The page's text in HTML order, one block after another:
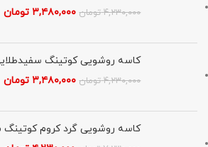
۴,۲۳۰,۰۰۰ تومان ۳,۴۸۰,۰۰۰ تومان
کاسه روشویی کوتینگ سفیدطلایی
۴,۲۳۰,۰۰۰ تومان ۳,۴۸۰,۰۰۰ تومان
کاسه روشویی گرد کروم کوتینگ مدل